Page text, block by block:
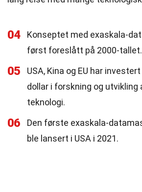
04
Konseptet med exaskala-
først foreslått på 2000-tallet.
05
USA, Kina og EU har
dollar i forskning og utvikling
teknologi.
06
Den første exaskala-
ble lansert i USA i 2021.